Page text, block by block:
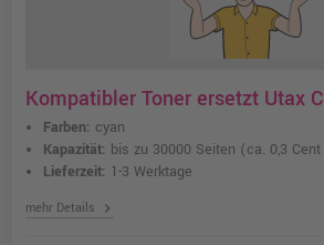
Kompatibler Toner ersetzt Utax
Farben: cyan
Kapazität: bis zu 30000 Seiten (ca. 0,3
Lieferzeit: 1-3 Werktage
mehr Details chevron_right